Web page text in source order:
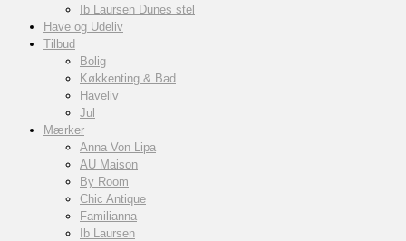
Ib Laursen Dunes stel
Have og Udeliv
Tilbud
Bolig
Køkkenting & Bad
Haveliv
Jul
Mærker
Anna Von Lipa
AU Maison
By Room
Chic Antique
Familianna
Ib Laursen